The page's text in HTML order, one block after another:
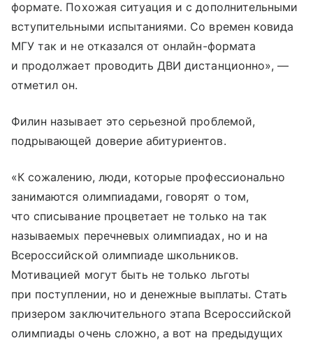
формате. Похожая ситуация и с дополнительными
вступительными испытаниями. Со времен ковида
МГУ так и не отказался от онлайн-формата
и продолжает проводить ДВИ дистанционно», —
отметил он.
Филин называет это серьезной проблемой,
подрывающей доверие абитуриентов.
«К сожалению, люди, которые профессионально
занимаются олимпиадами, говорят о том,
что списывание процветает не только на так
называемых перечневых олимпиадах, но и на
Всероссийской олимпиаде школьников.
Мотивацией могут быть не только льготы
при поступлении, но и денежные выплаты. Стать
призером заключительного этапа Всероссийской
олимпиады очень сложно, а вот на предыдущих